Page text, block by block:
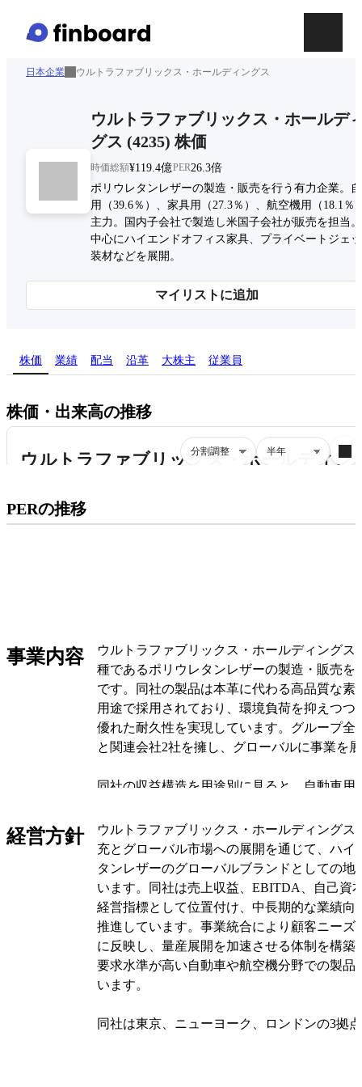
日本企業 ウルトラファブリックス・ホールディングス
ウルトラファブリックス・ホールデ
グス (4235) 株価
時価総額¥119.4億PER26.3倍
ポリウレタンレザーの製造・販売を行う有力企業。
用（39.6％）、家具用（27.3％）、航空機用（18.1％
主力。国内子会社で製造し米国子会社が販売を担当
中心にハイエンドオフィス家具、プライベートジェ
装材などを展開。
マイリストに追加
株価 業績 配当 沿革 大株主 従業員
株価・出来高の推移
PERの推移プレミアム会員にご登録いただくと、
PERの推移にアクセスできます。
事業内容
ウルトラファブリックス・ホールディングス
種であるポリウレタンレザーの製造・販売を
です。同社の製品は本革に代わる高品質な素
用途で採用されており、環境負荷を抑えつつ
優れた耐久性を実現しています。グループ全
と関連会社2社を擁し、グローバルに事業を
同社の収益構造を用途別に見ると、自動車用
占めています。主要顧客は北米を中心とした
メーカーや自動車メーカー、プライベートジ
機の内装を手がける企業などです。製造は国
成が担い、販売は米国子会社のウルトラファ
する体制を構築しています。
製品ラインでは、家具用途では北米の高級オ
ル・レストランなどの商業施設向け家具に採
動車用途では耐摩耗性が要求されるシートや
ェットや民間機の内装材として使用され、そ
経営方針
ウルトラファブリックス・ホールディングス
充とグローバル市場への展開を通じて、ハイ
タンレザーのグローバルブランドとしての地
います。同社は売上収益、EBITDA、自己資
経営指標として位置付け、中長期的な業績向
推進しています。事業統合により顧客ニーズ
に反映し、量産展開を加速させる体制を構築
要求水準が高い自動車や航空機分野での製品
います。
同社は東京、ニューヨーク、ロンドンの3拠